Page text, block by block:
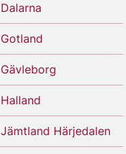
Dalarna
Gotland
Gävleborg
Halland
Jämtland Härjedalen